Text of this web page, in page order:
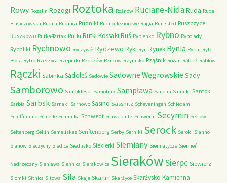
Rowy Rozalin Rozogi Roztoka Rożnów Ruciane-NidaRuda Ruda
Białaczowska Rudna Rudnica Rudniki Rudno Jeziorowe Rugia Rungsted Ruszczyce
Ruszkowo Rutka-Tartak Rutki Rutki Kossaki Ruś Rybienko Rybno Rybojady
Rychliki Rychnowo Ryczywół Rydzewo Ryki Ryn Rynek Rynia Rypin Ryte
Błota Rytro Rzeczyca Rzepniki Rzeszów Rzuców Rzymsko Rząśnik Różan Rąbież Rąblów
Rączki Sabinka Sadoleś Sadowie Sadowne Węgrowskie Sady
Samborowo Samoklęski Samotnik Sampława Sandau Sanniki Santok
Sarbia Sarbsk Sarnaki Sarnowo Sasino Sassnitz Scheveningen Schiedam
Schiffmuhle Schleife Schmilka Schwedt Schwepnitz Schwerin Secymin Seelow
Seftenberg Sellin Semeliskes Senftenberg Serby Serniki Serock Seroki Sianno
Sianów Sieczychy Siedlce Siedlisko Siekierki Siemiany Siemiatycze Siemień
Nadrzeczny Sieniawa Siennica Sierakowice SierakówSierpc Siewierz
Siomki Sitnica Sitowa Siła Skaje Skarlin Skarżyce Skarżysko Kamienna